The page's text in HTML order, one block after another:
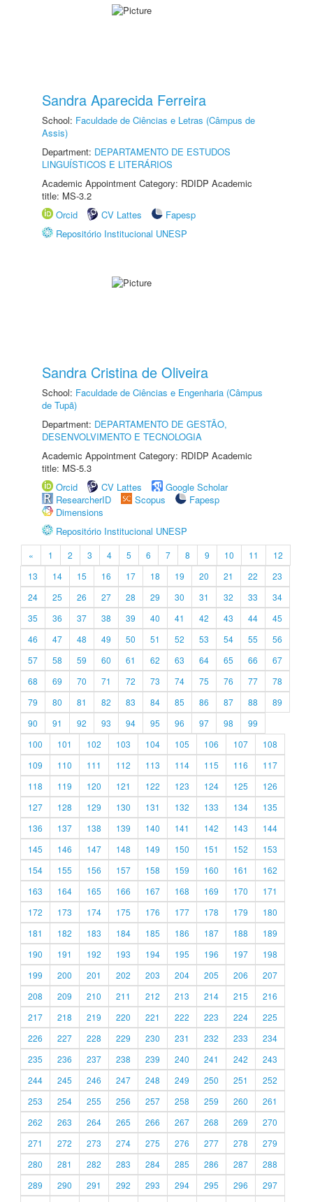
Sandra Aparecida Ferreira
School: Faculdade de Ciências e Letras (Câmpus de
Assis)
Department: DEPARTAMENTO DE ESTUDOS
LINGUÍSTICOS E LITERÁRIOS
Academic Appointment Category: RDIDP Academic
title: MS-3.2
Orcid
CV Lattes
Fapesp
Repositório Institucional UNESP
Sandra Cristina de Oliveira
School: Faculdade de Ciências e Engenharia (Câmpus
de Tupã)
Department: DEPARTAMENTO DE GESTÃO,
DESENVOLVIMENTO E TECNOLOGIA
Academic Appointment Category: RDIDP Academic
title: MS-5.3
Orcid
CV Lattes
Google Scholar
ResearcherID
Scopus
Fapesp
Dimensions
Repositório Institucional UNESP
« 1 2 3 4 5 6 7 8 9 10 11
12
13
14 15 16 17 18 19 20 21 22
23
24
25 26 27 28 29 30 31 32 33
34
35
36 37 38 39 40 41 42 43 44
45
46
47 48 49 50 51 52 53 54 55
56
57
58 59 60 61 62 63 64 65 66
67
68
69 70 71 72 73 74 75 76 77
78
79
80 81 82 83 84 85 86 87 88
89
90
91 92 93 94 95 96 97 98
99
100
101 102 103 104 105 106 107
108
109
110 111 112 113 114 115 116
117
118
119 120 121 122 123 124 125
126
127
128 129 130 131 132 133 134
135
136
137 138 139 140 141 142 143
144
145
146 147 148 149 150 151 152
153
154
155 156 157 158 159 160 161
162
163
164 165 166 167 168 169 170
171
172
173 174 175 176 177 178 179
180
181
182 183 184 185 186 187 188
189
190
191 192 193 194 195 196 197
198
199
200 201 202 203 204 205 206
207
208
209 210 211 212 213 214 215
216
217
218 219 220 221 222 223 224
225
226
227 228 229 230 231 232 233
234
235
236 237 238 239 240 241 242
243
244
245 246 247 248 249 250 251
252
253
254 255 256 257 258 259 260
261
262
263 264 265 266 267 268 269
270
271
272 273 274 275 276 277 278
279
280
281 282 283 284 285 286 287
288
289
290 291 292 293 294 295 296
297